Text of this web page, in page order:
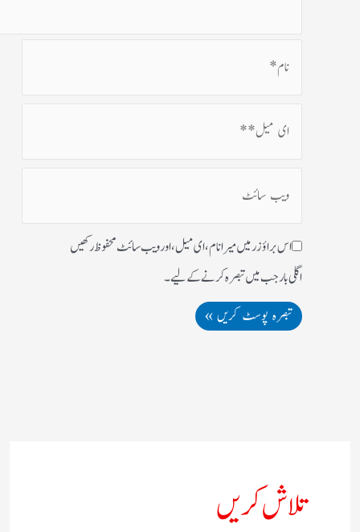
اس براؤزر میں میرا نام، ای میل، اور ویب سائٹ محفوظ رکھیں
اگلی بار جب میں تبصرہ کرنے کےلیے۔
تلاش کریں